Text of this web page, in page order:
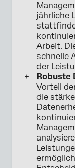
jährliche
Arbeit.
schnelle
der
Robuste
Vorteil
die